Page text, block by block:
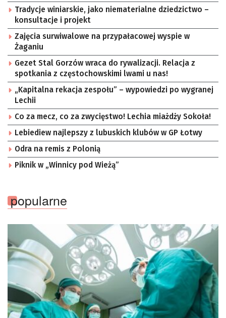
Tradycje winiarskie, jako niematerialne dziedzictwo –
konsultacje i projekt
Zajęcia surwiwalowe na przypałacowej wyspie w
Żaganiu
Gezet Stal Gorzów wraca do rywalizacji. Relacja z
spotkania z częstochowskimi lwami u nas!
„Kapitalna rekacja zespołu” – wypowiedzi po wygranej
Lechii
Co za mecz, co za zwycięstwo! Lechia miażdży Sokoła!
Lebiediew najlepszy z lubuskich klubów w GP Łotwy
Odra na remis z Polonią
Piknik w „Winnicy pod Wieżą”
popularne